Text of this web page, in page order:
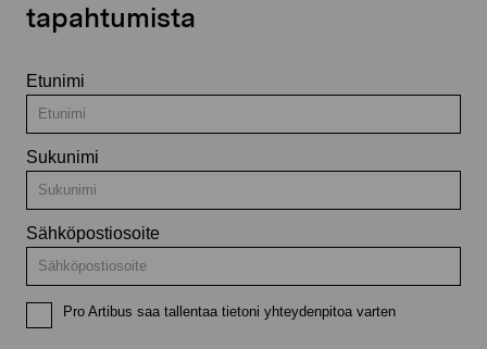
tapahtumista
Etunimi
Sukunimi
Sähköpostiosoite
Pro Artibus saa tallentaa tietoni yhteydenpitoa varten